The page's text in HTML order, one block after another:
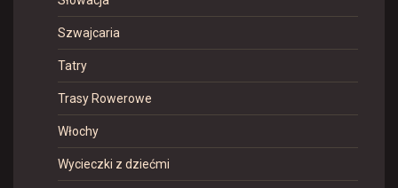
Szwajcaria
Tatry
Trasy Rowerowe
Włochy
Wycieczki z dziećmi